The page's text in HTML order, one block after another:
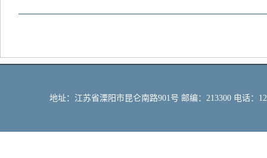
地址：江苏省溧阳市昆仑南路901号 邮编：213300 电话：